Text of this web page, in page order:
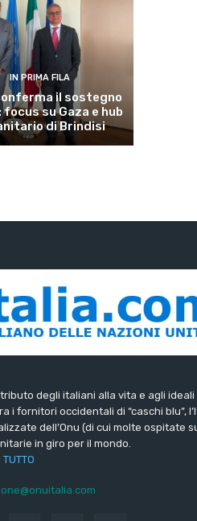
IN PRIMA FILA
il sostegno
focus su Gaza e hub
di Brindisi
degli italiani alla vita e agli ideali
i fornitori occidentali di “caschi blu”,
dell’Onu (di cui molte ospitate
in giro per il mondo.
TUTTO